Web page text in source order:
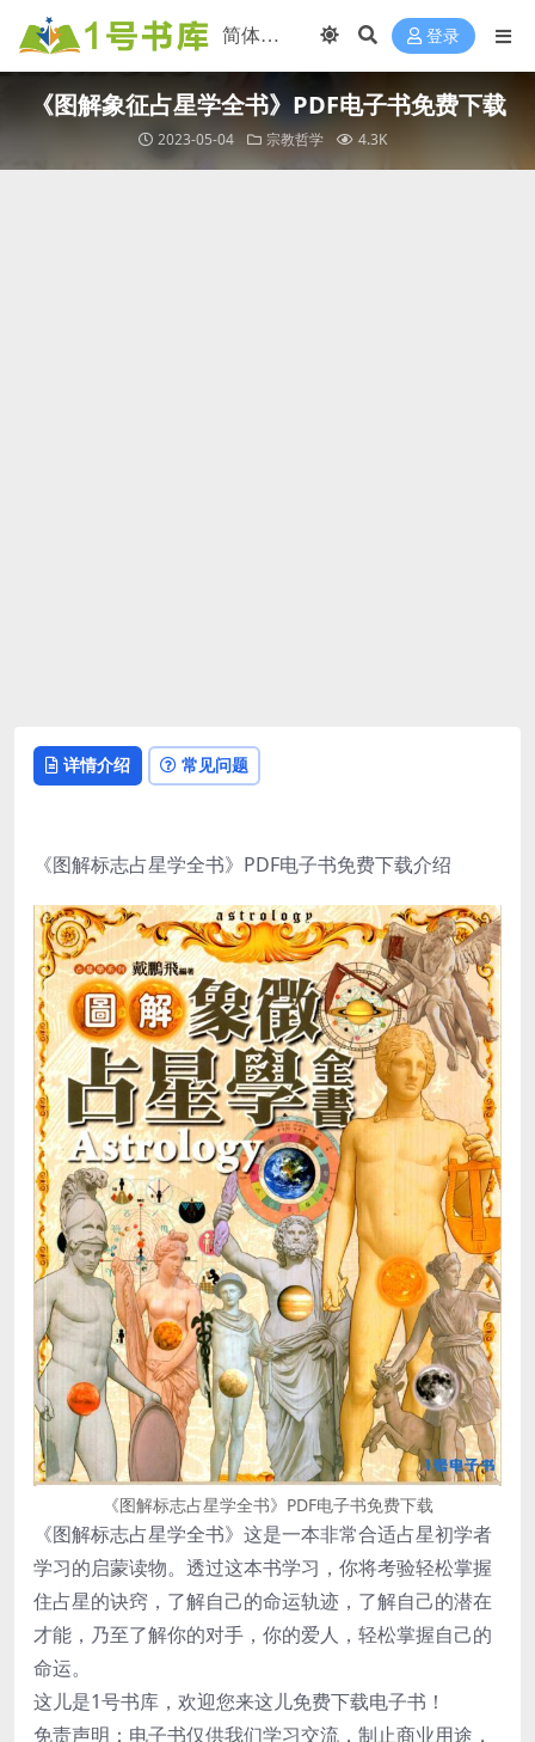
登录
《图解象征占星学全书》PDF电子书免费下载
2023-05-04 宗教哲学 4.3K
详情介绍 常见问题
《图解标志占星学全书》PDF电子书免费下载介绍
《图解标志占星学全书》PDF电子书免费下载
《图解标志占星学全书》这是一本非常合适占星初学者
学习的启蒙读物。透过这本书学习，你将考验轻松掌握
住占星的诀窍，了解自己的命运轨迹，了解自己的潜在
才能，乃至了解你的对手，你的爱人，轻松掌握自己的
命运。
这儿是1号书库，欢迎您来这儿免费下载电子书！
免责声明：电子书仅供我们学习交流，制止商业用途，